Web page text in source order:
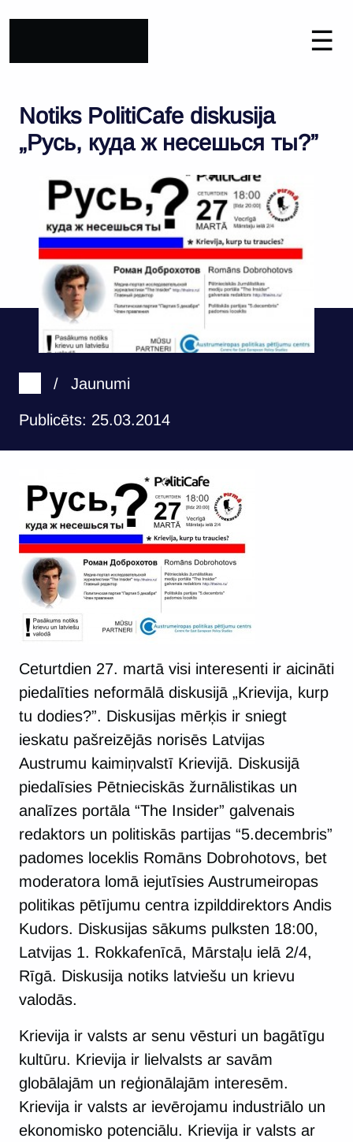
☰
Notiks PolitiCafe diskusija
„Русь, куда ж несешься ты?”
/ Jaunumi
Publicēts: 25.03.2014
Ceturtdien 27. martā visi interesenti ir aicināti
piedalīties neformālā diskusijā „Krievija, kurp
tu dodies?”. Diskusijas mērķis ir sniegt
ieskatu pašreizējās norisēs Latvijas
Austrumu kaimiņvalstī Krievijā. Diskusijā
piedalīsies Pētnieciskās žurnālistikas un
analīzes portāla “The Insider” galvenais
redaktors un politiskās partijas “5.decembris”
padomes loceklis Romāns Dobrohotovs, bet
moderatora lomā iejutīsies Austrumeiropas
politikas pētījumu centra izpilddirektors Andis
Kudors. Diskusijas sākums pulksten 18:00,
Latvijas 1. Rokkafenīcā, Mārstaļu ielā 2/4,
Rīgā. Diskusija notiks latviešu un krievu
valodās.
Krievija ir valsts ar senu vēsturi un bagātīgu
kultūru. Krievija ir lielvalsts ar savām
globālajām un reģionālajām interesēm.
Krievija ir valsts ar ievērojamu industriālo un
ekonomisko potenciālu. Krievija ir valsts ar